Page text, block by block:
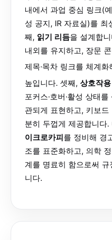
내에서 과업 중심 링크(
성 공지, IR 자료실)를 최
째, 읽기 리듬을 설계합
내외를 유지하고, 장문
제목·목차 링크를 체계화
높입니다. 셋째, 상호작
포커스·호버·활성 상태
관되게 표현하고, 키보
분히 두껍게 제공합니다.
이크로카피를 정비해 경
조를 표준화하고, 의학
계를 명료히 함으로써
니다.